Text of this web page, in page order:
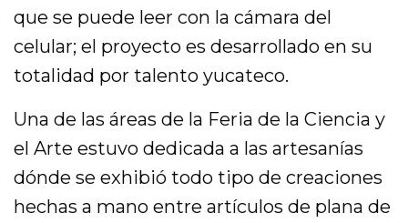
que se puede leer con la cámara del
celular; el proyecto es desarrollado en su
totalidad por talento yucateco.
Una de las áreas de la Feria de la Ciencia y
el Arte estuvo dedicada a las artesanías
dónde se exhibió todo tipo de creaciones
hechas a mano entre artículos de plana de